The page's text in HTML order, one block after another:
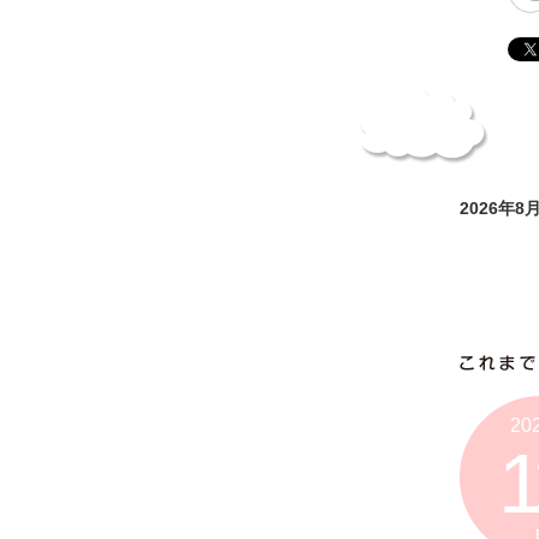
2026年8